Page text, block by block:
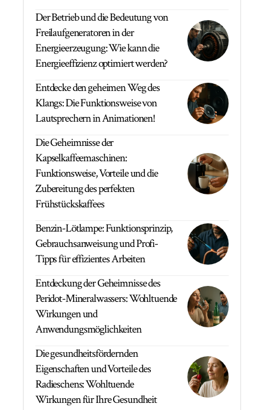
Der Betrieb und die Bedeutung von
Freilaufgeneratoren in der
Energieerzeugung: Wie kann die
Energieeffizienz optimiert werden?
Entdecke den geheimen Weg des
Klangs: Die Funktionsweise von
Lautsprechern in Animationen!
Die Geheimnisse der
Kapselkaffeemaschinen:
Funktionsweise, Vorteile und die
Zubereitung des perfekten
Frühstückskaffees
Benzin-Lötlampe: Funktionsprinzip,
Gebrauchsanweisung und Profi-
Tipps für effizientes Arbeiten
Entdeckung der Geheimnisse des
Peridot-Mineralwassers: Wohltuende
Wirkungen und
Anwendungsmöglichkeiten
Die gesundheitsfördernden
Eigenschaften und Vorteile des
Radieschens: Wohltuende
Wirkungen für Ihre Gesundheit